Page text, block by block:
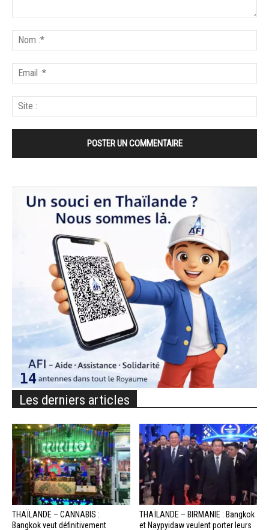
Les derniers articles
THAÏLANDE – CANNABIS :
Bangkok veut définitivement
THAÏLANDE – BIRMANIE : Bangkok
et Naypyidaw veulent porter leurs